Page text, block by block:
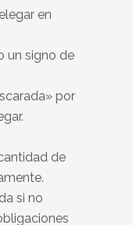
en
un signo de
por
de
si no